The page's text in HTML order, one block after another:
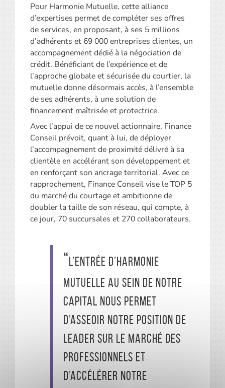
Pour Harmonie Mutuelle, cette alliance
d’expertises permet de compléter ses offres
de services, en proposant, à ses 5 millions
d’adhérents et 69 000 entreprises clientes, un
accompagnement dédié à la négociation de
crédit. Bénéficiant de l’expérience et de
l’approche globale et sécurisée du courtier, la
mutuelle donne désormais accès, à l’ensemble
de ses adhérents, à une solution de
financement maîtrisée et protectrice.
Avec l’appui de ce nouvel actionnaire, Finance
Conseil prévoit, quant à lui, de déployer
l’accompagnement de proximité délivré à sa
clientèle en accélérant son développement et
en renforçant son ancrage territorial. Avec ce
rapprochement, Finance Conseil vise le TOP 5
du marché du courtage et ambitionne de
doubler la taille de son réseau, qui compte, à
ce jour, 70 succursales et 270 collaborateurs.
L’entrée d’Harmonie
Mutuelle au sein de notre
capital nous permet
d’asseoir notre position de
leader sur le marché des
professionnels et
d’accélérer notre